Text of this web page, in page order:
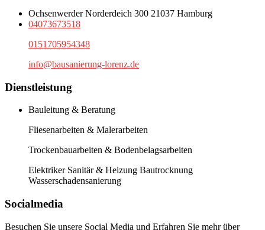
Ochsenwerder Norderdeich 300 21037 Hamburg
04073673518
0151705954348
info@bausanierung-lorenz.de
Dienstleistung
Bauleitung & Beratung
Fliesenarbeiten & Malerarbeiten
Trockenbauarbeiten & Bodenbelagsarbeiten
Elektriker Sanitär & Heizung Bautrocknung
Wasserschadensanierung
Socialmedia
Besuchen Sie unsere Social Media und Erfahren Sie mehr über